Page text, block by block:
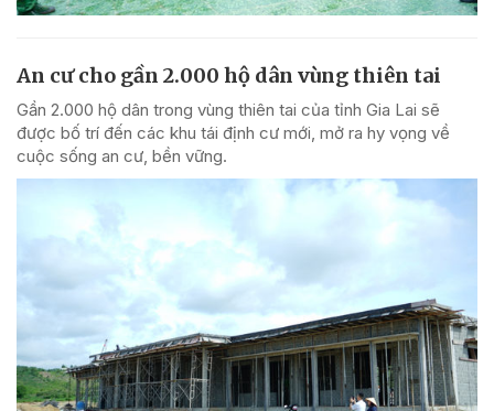
An cư cho gần 2.000 hộ dân vùng thiên tai
Gần 2.000 hộ dân trong vùng thiên tai của tỉnh Gia Lai sẽ
được bố trí đến các khu tái định cư mới, mở ra hy vọng về
cuộc sống an cư, bền vững.